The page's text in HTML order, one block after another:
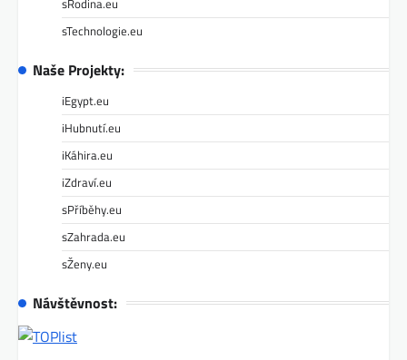
sTechnologie.eu
Naše Projekty:
iEgypt.eu
iHubnutí.eu
iKáhira.eu
iZdraví.eu
sPříběhy.eu
sZahrada.eu
sŽeny.eu
Návštěvnost: